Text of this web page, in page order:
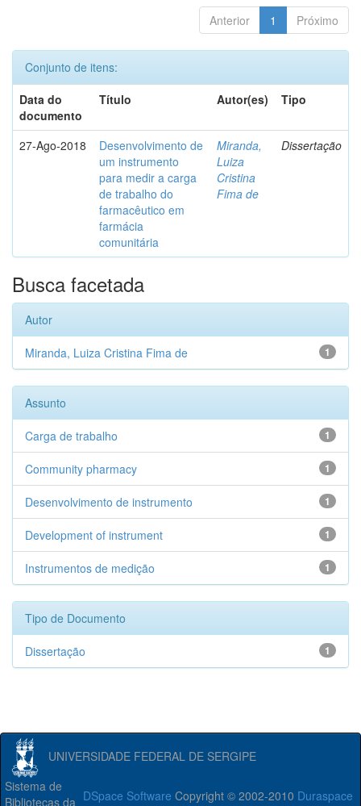
Anterior 1 Próximo
Conjunto de itens:
Data do
documento
Título Autor(es) Tipo
27-Ago-2018
Desenvolvimento de
um instrumento
para medir a carga
de trabalho do
farmacêutico em
farmácia
comunitária
Miranda,
Luiza
Cristina
Fima de
Dissertação
Busca facetada
Autor
1
Miranda, Luiza Cristina Fima de
Assunto
1
Carga de trabalho
1
Community pharmacy
1
Desenvolvimento de instrumento
1
Development of instrument
1
Instrumentos de medição
Tipo de Documento
1
Dissertação
UNIVERSIDADE FEDERAL DE SERGIPE
DSpace Software Copyright © 2002-2010 Duraspace
Sistema de
Bibliotecas da